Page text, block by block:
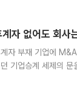
계자 없어도 회사
자 부재 기업에
기업승계 세제의